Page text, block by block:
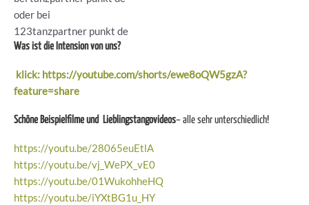
oder bei
123tanzpartner punkt de
Was ist die Intension von uns?
klick: https://youtube.com/shorts/ewe8oQW5gzA?
feature=share
Schöne Beispielfilme und Lieblingstangovideos– alle sehr unterschiedlich!
https://youtu.be/28065euEtlA
https://youtu.be/vj_WePX_vE0
https://youtu.be/01WukohheHQ
https://youtu.be/iYXtBG1u_HY